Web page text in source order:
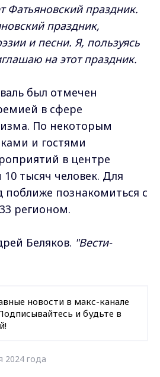
Фатьяновский праздник.
праздник,
и песни. Я, пользуясь
на этот праздник.
был отмечен
в сфере
По некоторым
и гостями
в центре
тысяч человек. Для
поближе познакомиться с
регионом.
Беляков. "Вести-
новости в макс-канале
и будьте в
2024 года